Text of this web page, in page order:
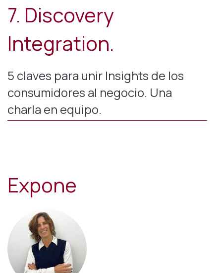
7. Discovery
Integration.
5 claves para unir Insights de los
consumidores al negocio. Una
charla en equipo.
Expone